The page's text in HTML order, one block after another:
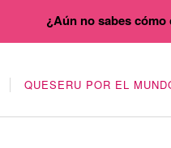
QUESERU POR EL
¿Aún no sabes